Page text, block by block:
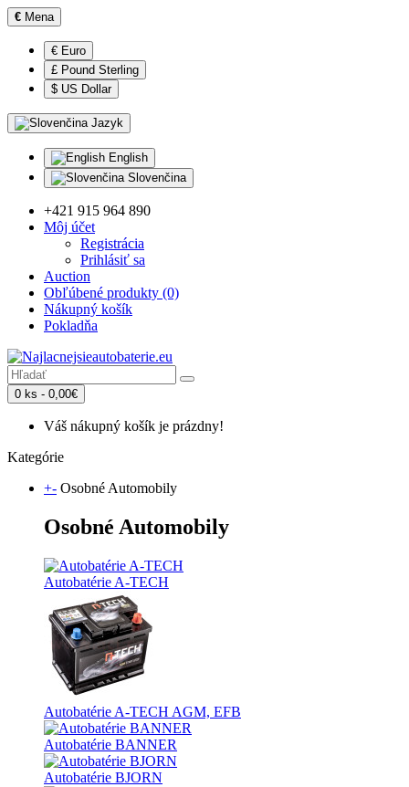
€ Mena
€ Euro
£ Pound Sterling
$ US Dollar
Jazyk
English
Slovenčina
+421 915 964 890
Môj účet
Registrácia
Prihlásiť sa
Auction
Obľúbené produkty (0)
Nákupný košík
Pokladňa
0 ks - 0,00€
Váš nákupný košík je prázdny!
Kategórie
+- Osobné Automobily
Osobné Automobily
Autobatérie A-TECH
Autobatérie A-TECH AGM, EFB
Autobatérie BANNER
Autobatérie BJORN